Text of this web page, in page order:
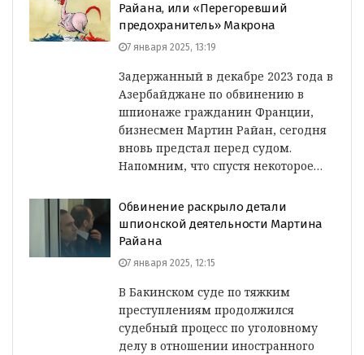
Райана, или «Перегоревший
предохранитель» Макрона
7 января 2025, 13:19
Задержанный в декабре 2023 года в
Азербайджане по обвинению в
шпионаже гражданин Франции,
бизнесмен Мартин Райан, сегодня
вновь предстал перед судом.
Напомним, что спустя некоторое…
Обвинение раскрыло детали
шпионской деятельности Мартина
Райана
7 января 2025, 12:15
В Бакинском суде по тяжким
преступлениям продолжился
судебный процесс по уголовному
делу в отношении иностранного